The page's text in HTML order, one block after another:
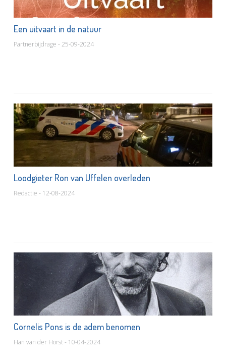
Een uitvaart in de natuur
Partnerbijdrage - 25-09-2024
Loodgieter Ron van Uffelen overleden
Redactie - 12-08-2024
Cornelis Pons is de adem benomen
Han van der Horst - 10-04-2024